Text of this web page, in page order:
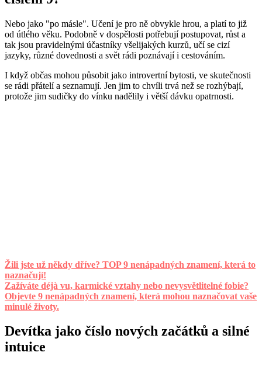
Nebo jako "po másle". Učení je pro ně obvykle hrou, a platí to již
od útlého věku. Podobně v dospělosti potřebují postupovat, růst a
tak jsou pravidelnými účastníky všelijakých kurzů, učí se cizí
jazyky, různé dovednosti a svět rádi poznávají i cestováním.
I když občas mohou působit jako introvertní bytosti, ve skutečnosti
se rádi přátelí a seznamují. Jen jim to chvíli trvá než se rozhýbají,
protože jim sudičky do vínku nadělily i větší dávku opatrnosti.
Žili jste už někdy dříve? TOP 9 nenápadných znamení, která to
naznačují!
Zažíváte déjà vu, karmické vztahy nebo nevysvětlitelné fobie?
Objevte 9 nenápadných znamení, která mohou naznačovat vaše
minulé životy.
Devítka jako číslo nových začátků a silné
intuice